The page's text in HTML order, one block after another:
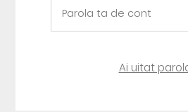
Ai uitat